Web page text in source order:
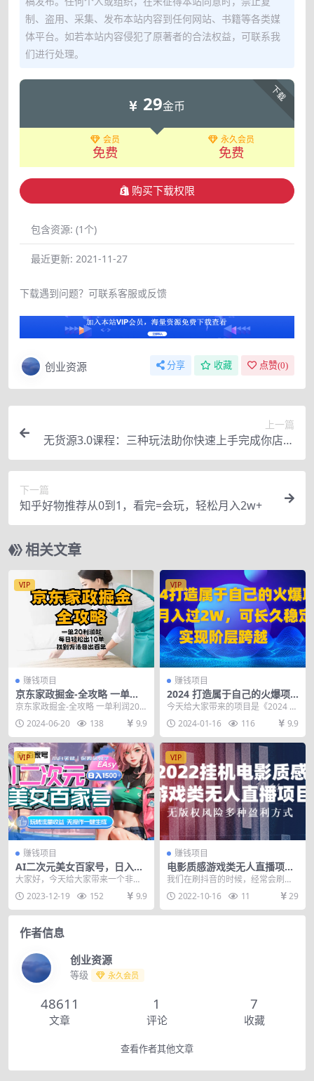
制、盗用、采集、发布本站内容到任何网站、书籍等各类媒
体平台。如若本站内容侵犯了原著者的合法权益，可联系我
们进行处理。
下载
29金币
会员
免费
永久会员
免费
购买下载权限
包含资源: (1个)
最近更新: 2021-11-27
下载遇到问题？可联系客服或反馈
创业资源 分享 收藏 点赞(0)
上一篇
无货源3.0课程：三种玩法助你快速上手完成你店铺
的起飞爆发
下一篇
知乎好物推荐从0到1，看完=会玩，轻松月入2w+
相关文章
VIP
赚钱项目
京东家政掘金-全攻略 一单利
润20-40之间轻松上手
京东家政掘金-全攻略 一单利润20-4
0之间 轻松上手，越早做越能赚钱
的项目，一...
2024-06-20 138 9.9
VIP
赚钱项目
2024 打造属于自己的火爆项
目，月入过2W，可长久稳
定，实现阶层跨越
今天给大家带来的项目是《2024 打
造属于自己的火爆项目，月入过2
W，可长久稳定...
2024-01-16 116 9.9
VIP
赚钱项目
AI二次元美女百家号，日入15
00+，无操作一键生成视频，
大家好，今天给大家带来一个非常
暴力的新项目新玩法，AI二次元美
女百家号，我们都知...
2023-12-19 152 9.9
VIP
赚钱项目
电影质感游戏类无人直播项
目，无版权风险多种盈利方式
我们在刷抖音的时候，经常会刷到
一类这样的直播间，他们会放有点
像丧尸类的电影，然后...
2022-10-16 11 29
作者信息
创业资源
等级 永久会员
48611
文章
1
评论
7
收藏
查看作者其他文章